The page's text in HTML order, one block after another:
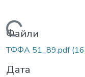
Вантажиться...
Файли
ТФФА 51_89.pdf
Дата